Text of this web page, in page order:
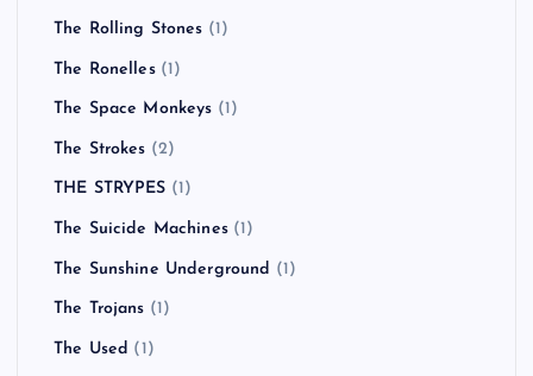
The Rolling Stones (1)
The Ronelles(1)
The Space Monkeys (1)
The Strokes (2)
THE STRYPES (1)
The Suicide Machines(1)
The Sunshine Underground (1)
The Trojans (1)
The Used (1)